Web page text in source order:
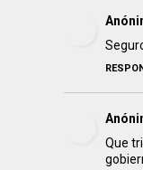
Que